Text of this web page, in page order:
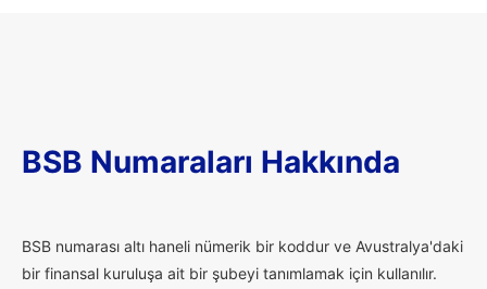
BSB Numaraları Hakkında
BSB numarası altı haneli nümerik bir koddur ve Avustralya'daki
bir finansal kuruluşa ait bir şubeyi tanımlamak için kullanılır.